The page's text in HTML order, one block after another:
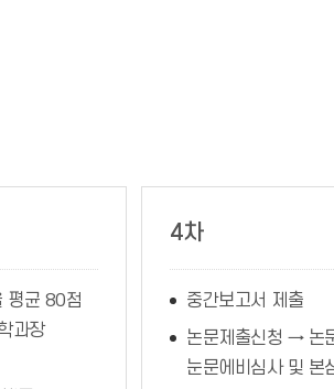
평균 80점
과장
4차
중간보고서 제출
논문제출신청 → 논
눈문에비심사 및 본